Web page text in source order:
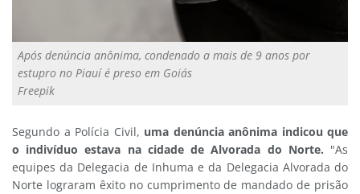
Após denúncia anônima, condenado a mais de 9 anos por
estupro no Piauí é preso em Goiás
Freepik
Segundo a Polícia Civil, uma denúncia anônima indicou que
o indivíduo estava na cidade de Alvorada do Norte. "As
equipes da Delegacia de Inhuma e da Delegacia Alvorada do
Norte lograram êxito no cumprimento de mandado de prisão